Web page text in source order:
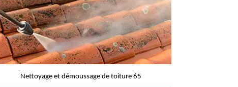
Nettoyage et démoussage de toiture 65